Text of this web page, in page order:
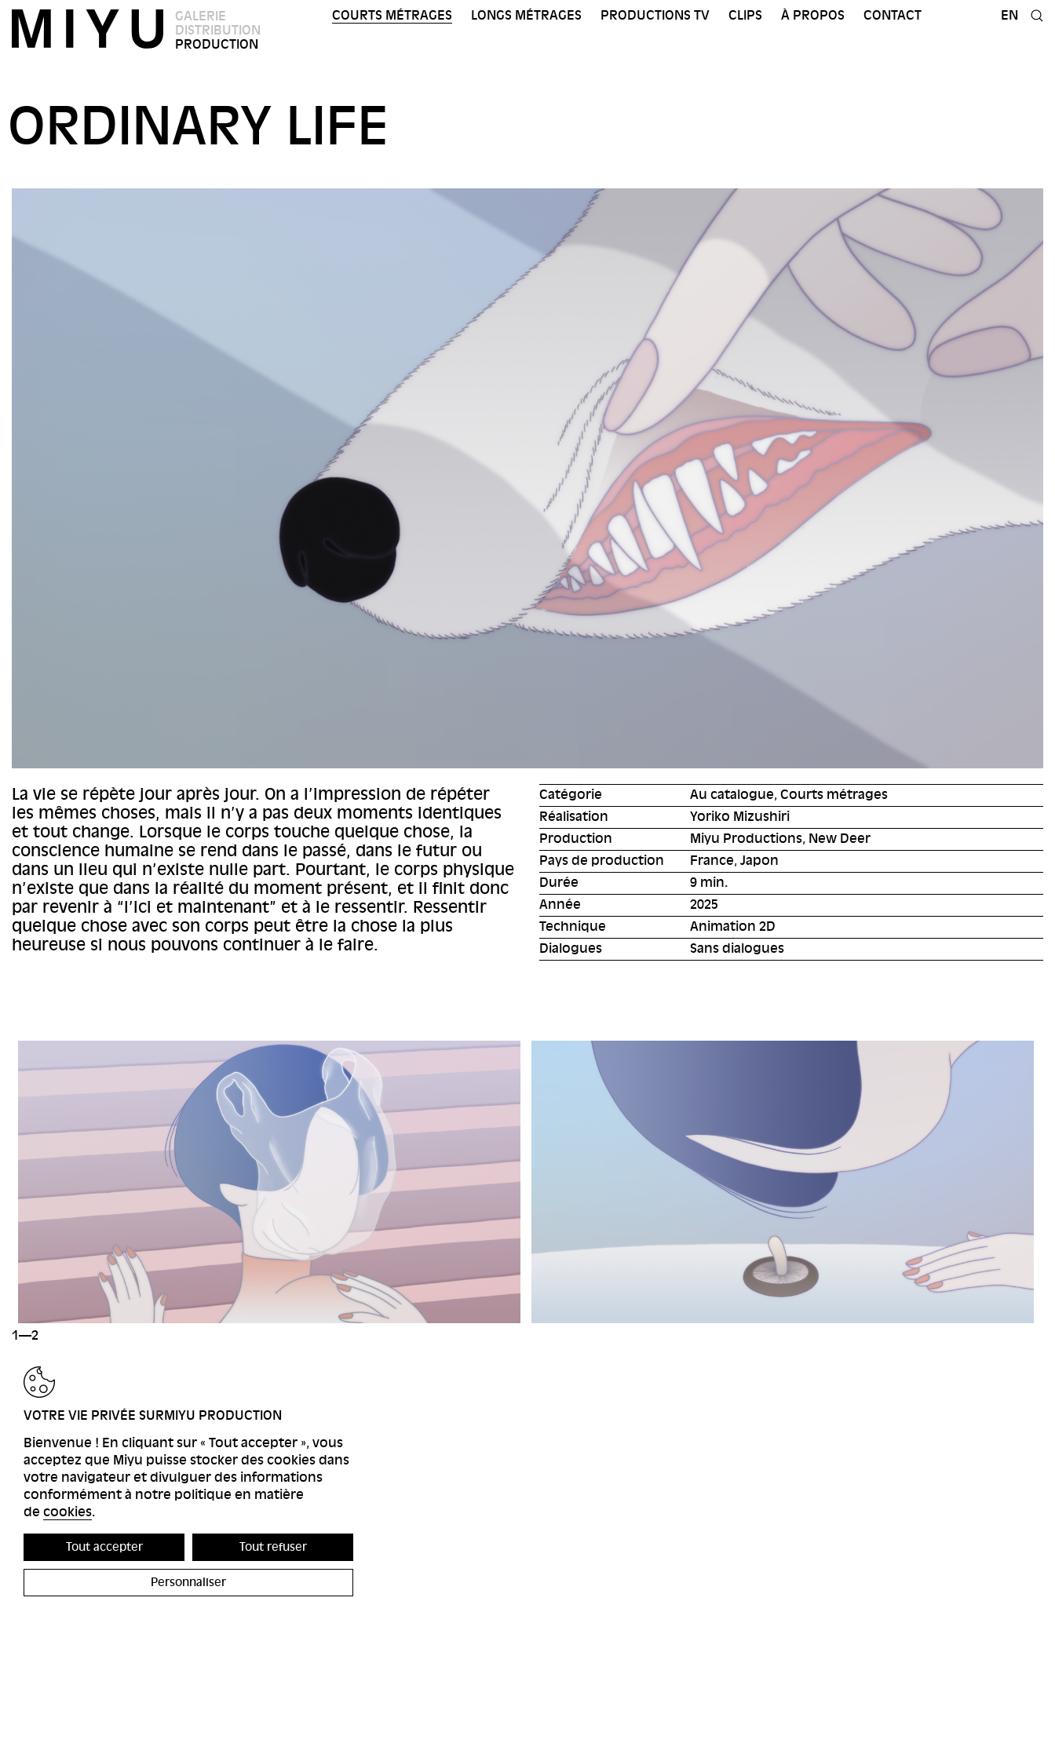
GALERIE
DISTRIBUTION
PRODUCTION
COURTS MÉTRAGES LONGS MÉTRAGES PRODUCTIONS TV CLIPS À PROPOS CONTACT EN
ORDINARY LIFE
La vie se répète jour après jour. On a l’impression de répéter
les mêmes choses, mais il n’y a pas deux moments identiques
et tout change. Lorsque le corps touche quelque chose, la
conscience humaine se rend dans le passé, dans le futur ou
dans un lieu qui n’existe nulle part. Pourtant, le corps physique
n’existe que dans la réalité du moment présent, et il finit donc
par revenir à “l’ici et maintenant” et à le ressentir. Ressentir
quelque chose avec son corps peut être la chose la plus
heureuse si nous pouvons continuer à le faire.
Catégorie
Au catalogue, Courts métrages
Réalisation
Yoriko Mizushiri
Production
Miyu Productions, New Deer
Pays de production
France, Japon
Durée
9 min.
Année
2025
Technique
Animation 2D
Dialogues
Sans dialogues
1—2
RETOUR
VOTRE VIE PRIVÉE SURMIYU PRODUCTION
Bienvenue ! En cliquant sur « Tout accepter », vous
acceptez que Miyu puisse stocker des cookies dans
votre navigateur et divulguer des informations
conformément à notre politique en matière
de cookies.
Tout accepter Tout refuser
Personnaliser